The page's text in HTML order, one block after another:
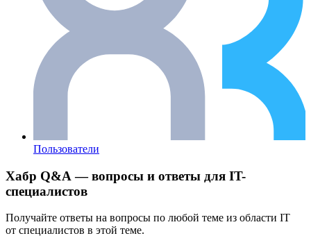
Пользователи
Хабр Q&A — вопросы и ответы для IT-
специалистов
Получайте ответы на вопросы по любой теме из области IT
от специалистов в этой теме.